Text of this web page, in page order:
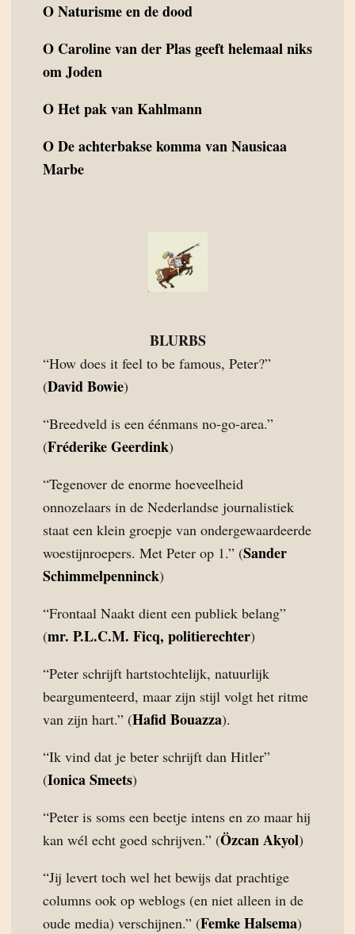
ONaturisme en de dood
O Caroline van der Plas geeft helemaal niks
om Joden
OHet pak van Kahlmann
ODe achterbakse komma van Nausicaa
Marbe
BLURBS
“How does it feel to be famous, Peter?”
(David Bowie)
“Breedveld is een éénmans no-go-area.”
(Fréderike Geerdink)
“Tegenover de enorme hoeveelheid
onnozelaars in de Nederlandse journalistiek
staat een klein groepje van ondergewaardeerde
woestijnroepers. Met Peter op 1.” (Sander
Schimmelpenninck)
“Frontaal Naakt dient een publiek belang”
(mr. P.L.C.M. Ficq, politierechter)
“Peter schrijft hartstochtelijk, natuurlijk
beargumenteerd, maar zijn stijl volgt het ritme
van zijn hart.” (Hafid Bouazza).
“Ik vind dat je beter schrijft dan Hitler”
(Ionica Smeets)
“Peter is soms een beetje intens en zo maar hij
kan wél echt goed schrijven.” (Özcan Akyol)
“Jij levert toch wel het bewijs dat prachtige
columns ook op weblogs (en niet alleen in de
oude media) verschijnen.” (Femke Halsema)